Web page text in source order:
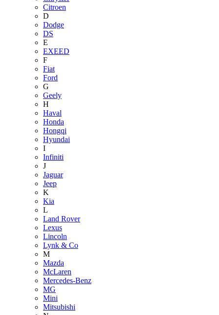
Citroen
D
Dodge
DS
E
EXEED
F
Fiat
Ford
G
Geely
H
Haval
Honda
Hongqi
Hyundai
I
Infiniti
J
Jaguar
Jeep
K
Kia
L
Land Rover
Lexus
Lincoln
Lynk & Co
M
Mazda
McLaren
Mercedes-Benz
MG
Mini
Mitsubishi